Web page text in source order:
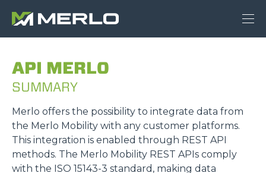
API MERLO
SUMMARY
Merlo offers the possibility to integrate data from
the Merlo Mobility with any customer platforms.
This integration is enabled through REST API
methods. The Merlo Mobility REST APIs comply
with the ISO 15143-3 standard, making data